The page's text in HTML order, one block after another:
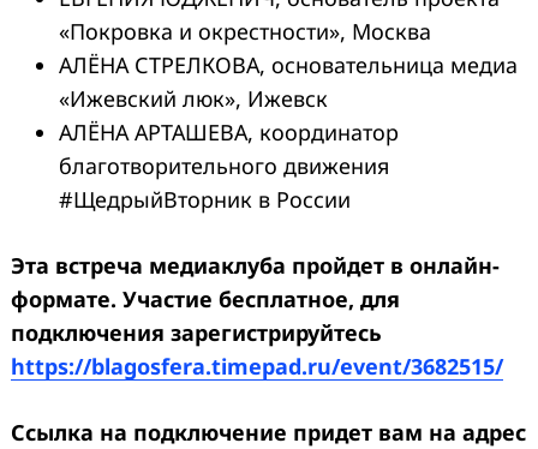
«Покровка и окрестности», Москва
АЛЁНА СТРЕЛКОВА, основательница медиа
«Ижевский люк», Ижевск
АЛЁНА АРТАШЕВА, координатор
благотворительного движения
#ЩедрыйВторник в России
Эта встреча медиаклуба пройдет в онлайн-
формате. Участие бесплатное, для
подключения зарегистрируйтесь
https://blagosfera.timepad.ru/event/3682515/
Ссылка на подключение придет вам на адрес